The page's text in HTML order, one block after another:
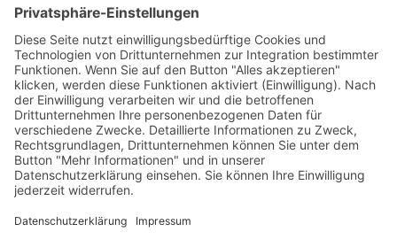
Dokumente
HOTLINE
PURELINK.DE